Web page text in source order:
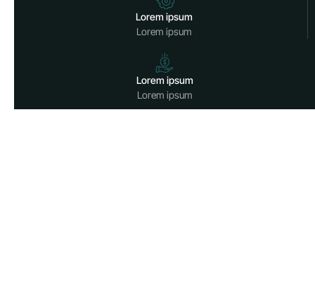
Lorem ipsum
Lorem ipsum
Lorem ipsum
Lorem ipsum